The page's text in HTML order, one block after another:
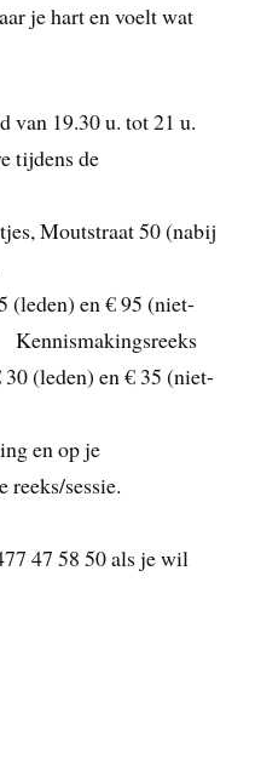
je hart en voelt wat
van 19.30 u. tot 21 u.
tijdens de
Moutstraat 50 (nabij
(leden) en € 95 (niet-
(leden) en € 35 (niet-
en op je
reeks/sessie.
47 58 50 als je wil